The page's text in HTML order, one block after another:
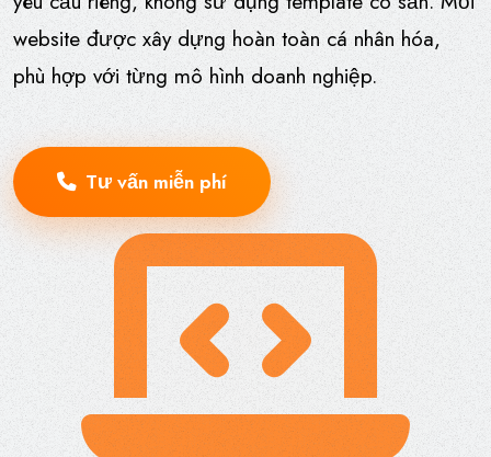
website được xây dựng hoàn toàn cá nhân hóa,
phù hợp với từng mô hình doanh nghiệp.
Tư vấn miễn phí